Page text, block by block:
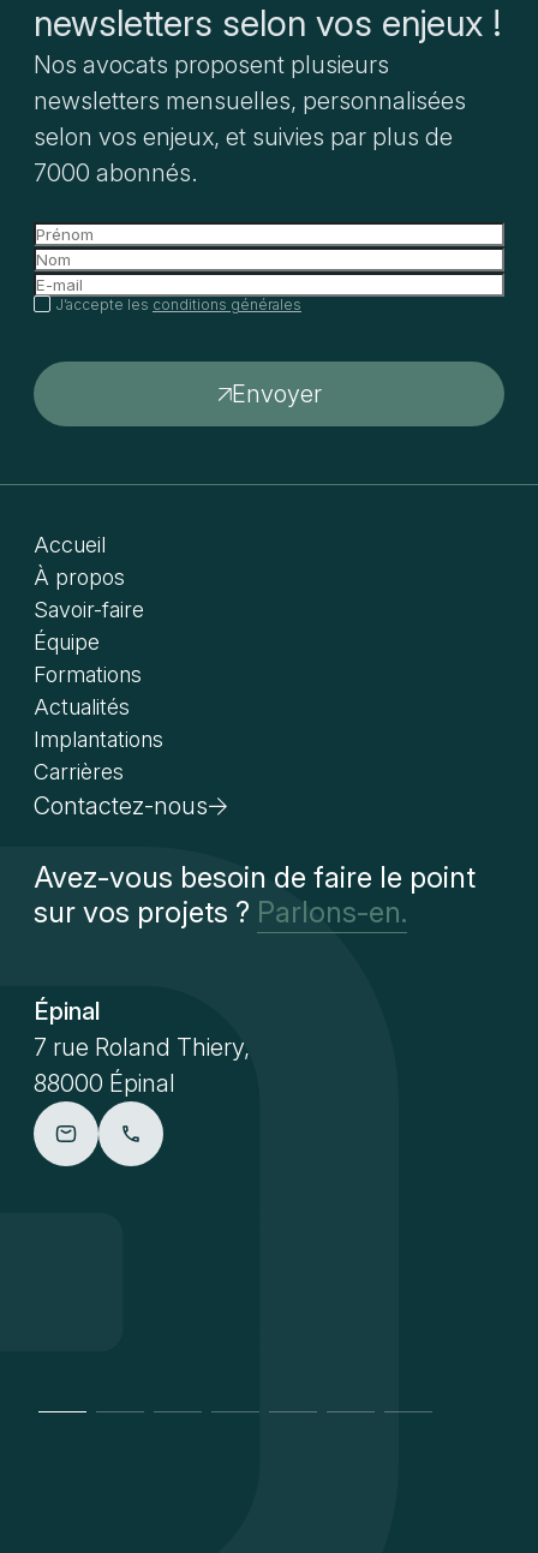
newsletters selon vos enjeux !
Nos avocats proposent plusieurs
newsletters mensuelles, personnalisées
selon vos enjeux, et suivies par plus de
7000 abonnés.
Envoyer
J’accepte les conditions générales
Accueil
À propos
Savoir-faire
Équipe
Formations
Actualités
Implantations
Carrières
Contactez-nous
Avez-vous besoin de faire le point
sur vos projets ? Parlons-en.
Épinal
7 rue Roland Thiery,
88000 Épinal